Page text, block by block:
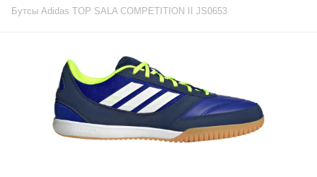
Бутсы Adidas TOP SALA COMPETITION II JS0653